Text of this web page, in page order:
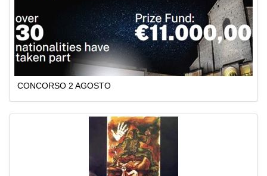
CONCORSO 2 AGOSTO